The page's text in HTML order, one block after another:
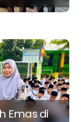
Emas di